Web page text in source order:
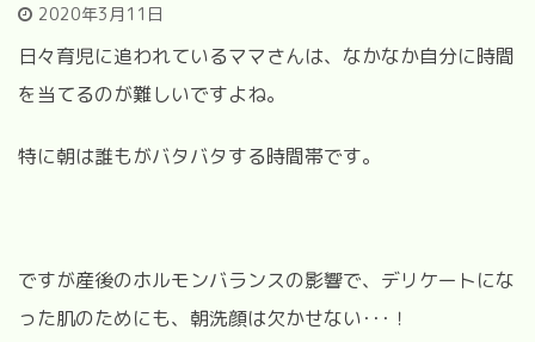
2020年3月11日
日々育児に追われているママさんは、なかなか自分に時間
を当てるのが難しいですよね。
特に朝は誰もがバタバタする時間帯です。
ですが産後のホルモンバランスの影響で、デリケートにな
った肌のためにも、朝洗顔は欠かせない･･･！